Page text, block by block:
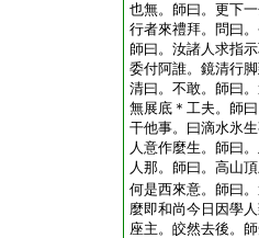
也無。師曰。更下
行者來禮拜。問曰
師曰。汝諸人求指
委付阿誰。鏡清行
清曰。不敢。師曰
無展底＊工夫。師
干他事。曰滴水氷
人意作麼生。師曰
人那。師曰。高山
何是西來意。師曰
麼即和尚今日因學
座主。皎然去後。